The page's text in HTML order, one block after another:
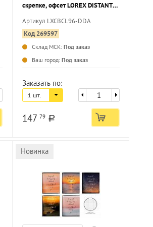
скрепке, офсет LOREX DISTANT
картон, запечатка форзаца, soft
touch, фольга
Артикул LXCBCL96-DDA
Код 269597
Склад МСК: Под заказ
Ваш город: Под заказ
Заказать по:
1 шт.
147 79 a
Новинка